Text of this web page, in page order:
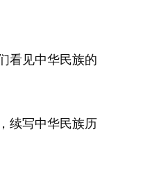
看见中华民族的
续写中华民族历